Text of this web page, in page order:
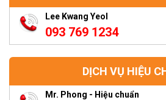
Lee Kwang Yeol
093 769 1234
DỊCH VỤ HIỆU
Mr. Phong - Hiệu chuẩn